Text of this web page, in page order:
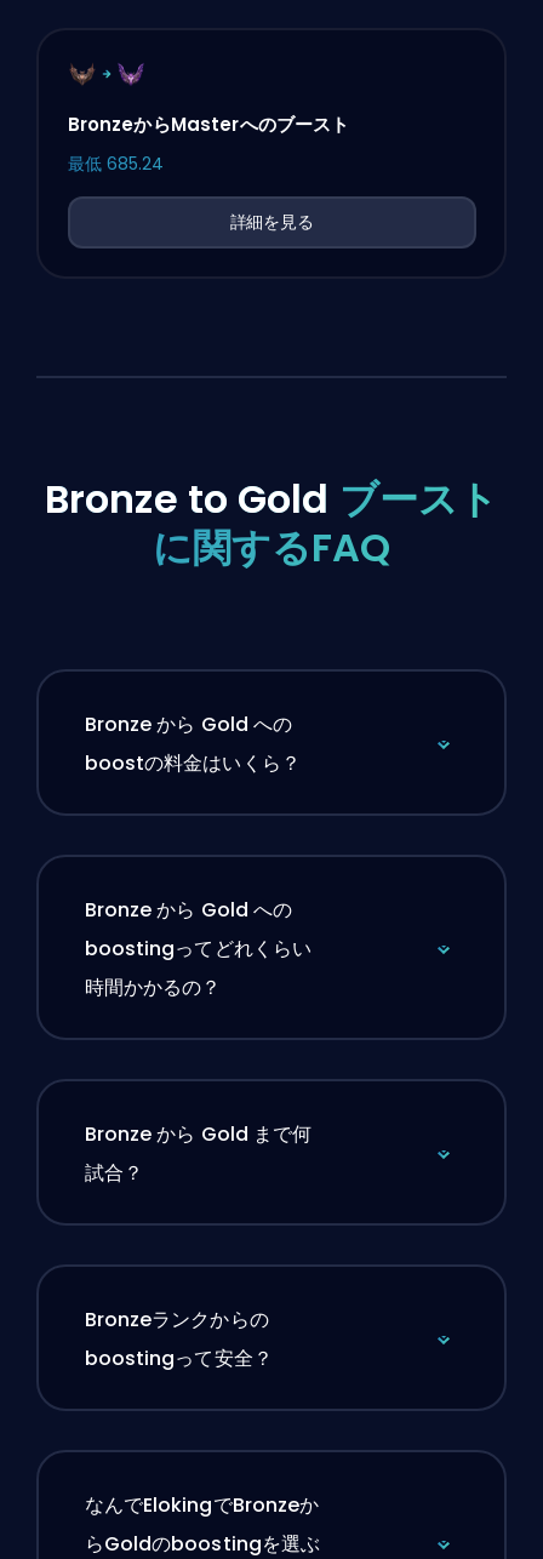
BronzeからMasterへのブースト
最低 685.24
詳細を見る
Bronze to Gold ブースト
に関するFAQ
Bronze から Gold への
boostの料金はいくら？
Bronze から Gold への
boostingってどれくらい
時間かかるの？
Bronze から Gold まで何
試合？
Bronzeランクからの
boostingって安全？
なんでElokingでBronzeか
らGoldのboostingを選ぶ